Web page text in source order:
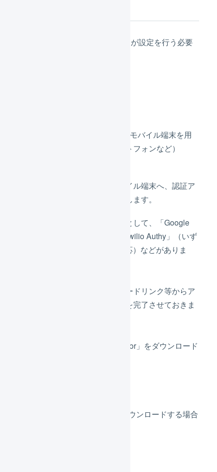
事前準備はそれぞれのユーザーが設定を行う必要
2要素認証に利用するモバイル端末を用
意します。（スマートフォンなど）
認証に利用するモバイル端末へ、認証ア
プリをインストールします。
代表的な認証アプリとして、「Google
Authenticator」や「Twilio Authy」（いず
れもiOS , Android対応）などがありま
事前に次のダウンロードリンク等からア
プリのインストールを完了させておきま
「Google Authenticator」をダウンロード
「Twilio Authy」をダウンロードする場合